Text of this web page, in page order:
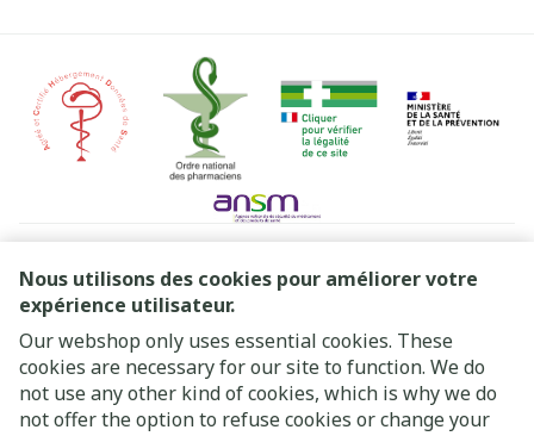
Nous utilisons des cookies pour améliorer votre
expérience utilisateur.
Our webshop only uses essential cookies. These
cookies are necessary for our site to function. We do
not use any other kind of cookies, which is why we do
not offer the option to refuse cookies or change your
Liens légaux